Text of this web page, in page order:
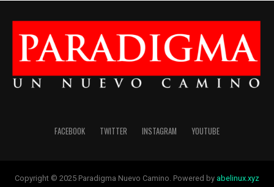
FACEBOOK TWITTER INSTAGRAM YOUTUBE
Copyright © 2025 Paradigma Nuevo Camino. Powered by abelinux.xyz